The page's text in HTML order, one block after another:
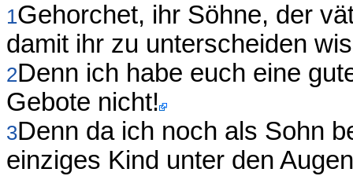
1Gehorchet, ihr Söhne, der
damit ihr zu unterscheiden
2Denn ich habe euch eine
Gebote nicht!
3Denn da ich noch als Sohn
einziges Kind unter den